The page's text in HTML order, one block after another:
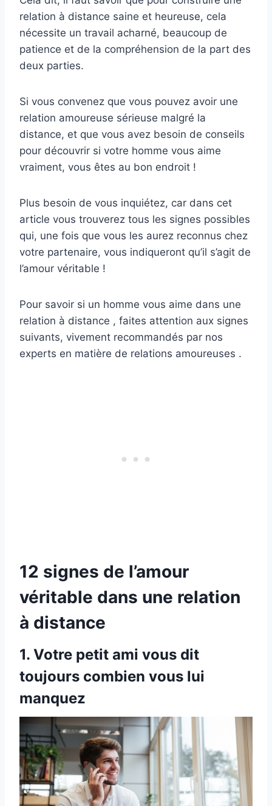
relation à distance saine et heureuse, cela
nécessite un travail acharné, beaucoup de
patience et de la compréhension de la part des
deux parties.
Si vous convenez que vous pouvez avoir une
relation amoureuse sérieuse malgré la
distance, et que vous avez besoin de conseils
pour découvrir si votre homme vous aime
vraiment, vous êtes au bon endroit !
Plus besoin de vous inquiétez, car dans cet
article vous trouverez tous les signes possibles
qui, une fois que vous les aurez reconnus chez
votre partenaire, vous indiqueront qu’il s’agit de
l’amour véritable !
Pour savoir si un homme vous aime dans une
relation à distance , faites attention aux signes
suivants, vivement recommandés par nos
experts en matière de relations amoureuses .
12 signes de l’amour
véritable dans une relation
à distance
1. Votre petit ami vous dit
toujours combien vous lui
manquez